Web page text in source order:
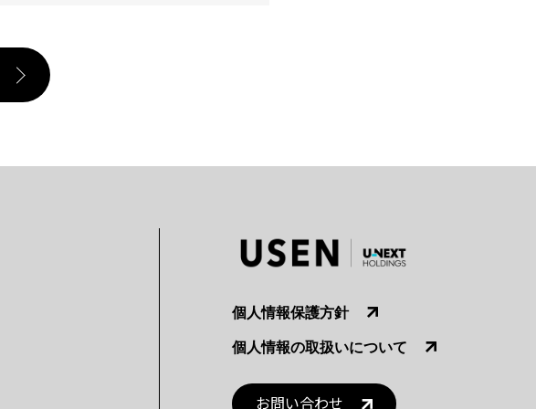
個人情報保護方針
個人情報の取扱いについて
お問い合わせ